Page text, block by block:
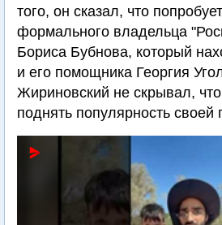
того, он сказал, что
формального владельца
Бориса Бубнова, который
и его помощника Георгия
Жириновский не скрывал,
поднять популярность своей